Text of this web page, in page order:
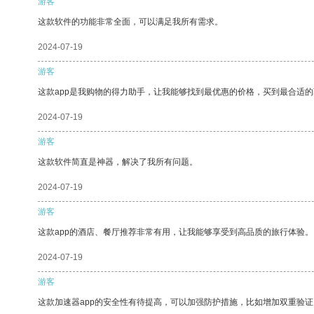
这款软件的功能非常全面，可以满足我所有需求。
2024-07-19
游客
这款app是我购物的得力助手，让我能够找到最优惠的价格，买到最合适的
2024-07-19
游客
这款软件简直是神器，解决了我所有问题。
2024-07-19
游客
这款app的酒店、餐厅推荐非常有用，让我能够享受到高品质的旅行体验。
2024-07-19
游客
这款加速器app的安全性有待提高，可以加强防护措施，比如增加双重验证